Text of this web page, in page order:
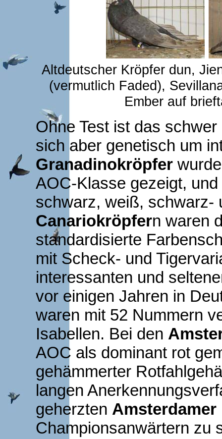
Altdeutscher Kröpfer dun,
(vermutlich Faded),
Ember auf
Ohne Test ist das
sich aber genetisch um
Granadinokröpfer
AOC-Klasse gezeigt,
schwarz, weiß, schwarz-
Canariokröpfern waren
standardisierte
mit Scheck- und
interessanten und
vor einigen Jahren in
waren mit 52 Nummern
Isabellen. Bei den
AOC als dominant rot
gehämmerter
langen
geherzten
Championsanwärtern zu